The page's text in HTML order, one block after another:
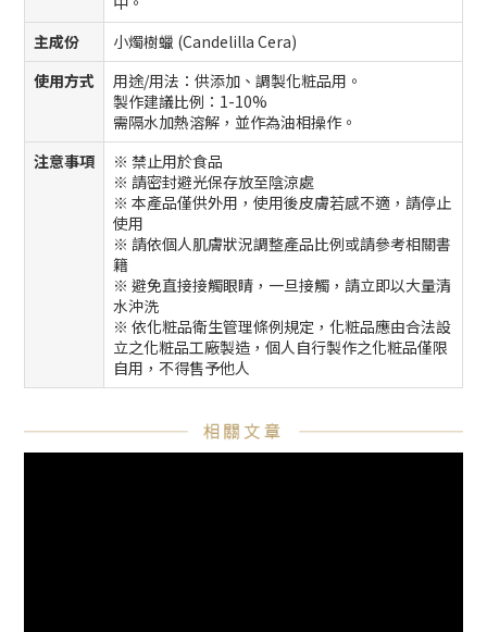
主成份
小燭樹蠟 (Candelilla Cera)
使用方式
用途/用法：供添加、調製化粧品用。
製作建議比例：1-10%
需隔水加熱溶解，並作為油相操作。
注意事項
※ 禁止用於食品
※ 請密封避光保存放至陰涼處
※ 本產品僅供外用，使用後皮膚若感不適，請停止
使用
※ 請依個人肌膚狀況調整產品比例或請參考相關書
籍
※ 避免直接接觸眼睛，一旦接觸，請立即以大量清
水沖洗
※ 依化粧品衛生管理條例規定，化粧品應由合法設
立之化粧品工廠製造，個人自行製作之化粧品僅限
自用，不得售予他人